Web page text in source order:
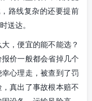
路线复杂的还要提前
送达。
，便宜的能不能选？
价一般都会省掉几个
心理走，被查到了罚
真出了事故根本赔不